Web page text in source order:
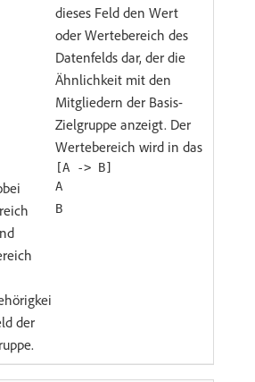
dieses Feld den Wert
oder Wertebereich des
Datenfelds dar, der die
Ähnlichkeit mit den
Mitgliedern der Basis-
Zielgruppe anzeigt. Der
Wertebereich wird in das
[A -> B]
A
B
der